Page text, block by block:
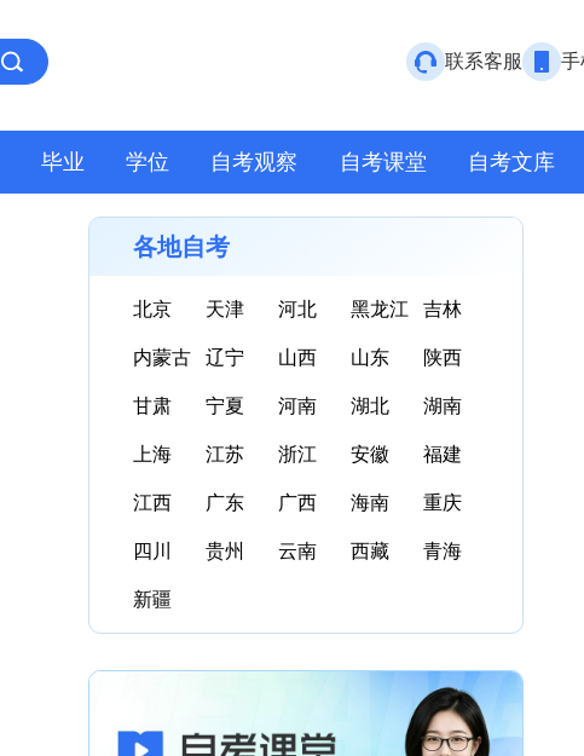
联系客服 手
毕业 学位 自考观察 自考课堂 自考文库
各地自考
北京 天津 河北 黑龙江 吉林
内蒙古 辽宁 山西 山东 陕西
甘肃 宁夏 河南 湖北 湖南
上海 江苏 浙江 安徽 福建
江西 广东 广西 海南 重庆
四川 贵州 云南 西藏 青海
新疆